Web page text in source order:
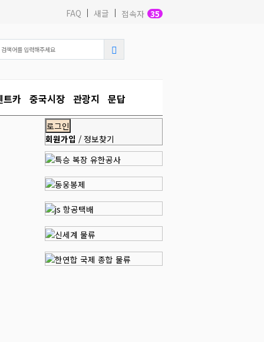
FAQ 새글 접속자 35
트카 중국시장 관광지 문답
회원가입 / 정보찾기